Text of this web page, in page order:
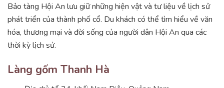
Bảo tàng Hội An lưu giữ những hiện vật và tư liệu về lịch sử
phát triển của thành phố cổ. Du khách có thể tìm hiểu về văn
hóa, thương mại và đời sống của người dân Hội An qua các
thời kỳ lịch sử.
Làng gốm Thanh Hà